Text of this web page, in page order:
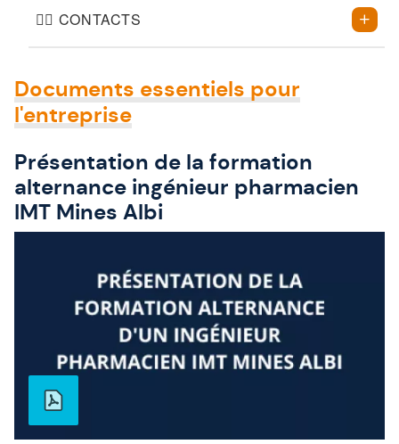
🙋‍♀️ CONTACTS
Documents essentiels pour
l'entreprise
Présentation de la formation
alternance ingénieur pharmacien
IMT Mines Albi